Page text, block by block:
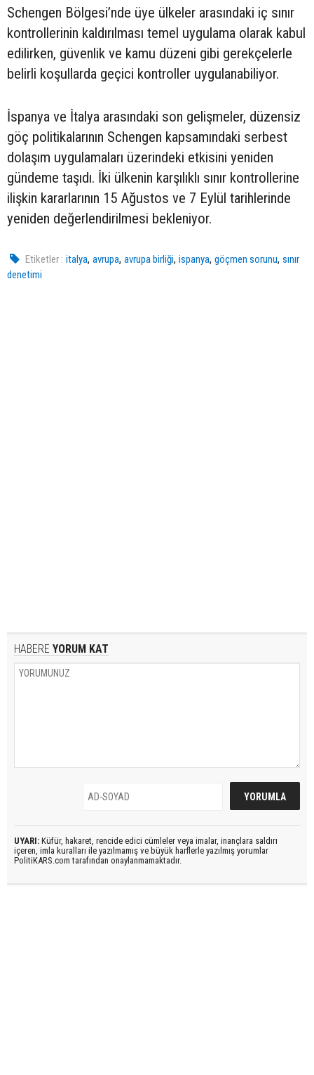
Schengen Bölgesi’nde üye ülkeler arasındaki iç sınır
kontrollerinin kaldırılması temel uygulama olarak kabul
edilirken, güvenlik ve kamu düzeni gibi gerekçelerle
belirli koşullarda geçici kontroller uygulanabiliyor.
İspanya ve İtalya arasındaki son gelişmeler, düzensiz
göç politikalarının Schengen kapsamındaki serbest
dolaşım uygulamaları üzerindeki etkisini yeniden
gündeme taşıdı. İki ülkenin karşılıklı sınır kontrollerine
ilişkin kararlarının 15 Ağustos ve 7 Eylül tarihlerinde
yeniden değerlendirilmesi bekleniyor.
Etiketler : italya,avrupa,avrupa birliği,ispanya,göçmen sorunu,sınır
denetimi
HABERE YORUM KAT
UYARI: Küfür, hakaret, rencide edici cümleler veya imalar, inançlara saldırı
içeren, imla kuralları ile yazılmamış ve büyük harflerle yazılmış yorumlar
PolitiKARS.com tarafından onaylanmamaktadır.